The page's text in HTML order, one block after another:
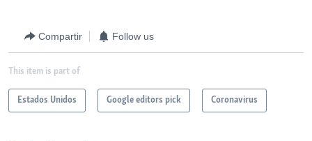
Compartir Follow us
This item is part of
Estados Unidos Google editors pick Coronavirus